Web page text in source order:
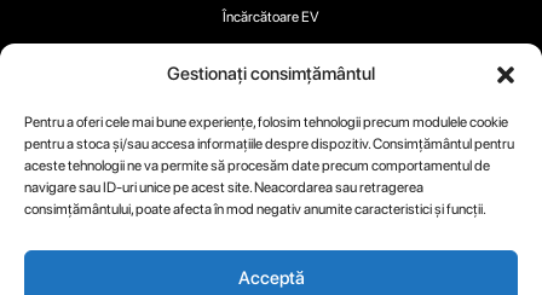
Gestionați consimțământul
Pentru a oferi cele mai bune experiențe, folosim tehnologii precum modulele cookie
pentru a stoca și/sau accesa informațiile despre dispozitiv. Consimțământul pentru
aceste tehnologii ne va permite să procesăm date precum comportamentul de
navigare sau ID-uri unice pe acest site. Neacordarea sau retragerea
consimțământului, poate afecta în mod negativ anumite caracteristici și funcții.
Acceptă
Încărcătoare EV
Urmați-ne:
Copyright 2025 ® RECOM-TECH